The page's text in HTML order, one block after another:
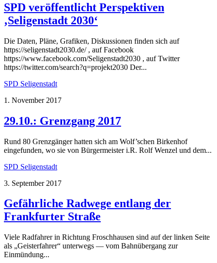
SPD veröffentlicht Perspektiven
‚Seligenstadt 2030‘
Die Daten, Pläne, Grafiken, Diskussionen finden sich auf
https://seligenstadt2030.de/ , auf Facebook
https://www.facebook.com/Seligenstadt2030 , auf Twitter
https://twitter.com/search?q=projekt2030 Der...
SPD Seligenstadt
1. November 2017
29.10.: Grenzgang 2017
Rund 80 Grenzgänger hatten sich am Wolf’schen Birkenhof
eingefunden, wo sie von Bürgermeister i.R. Rolf Wenzel und dem...
SPD Seligenstadt
3. September 2017
Gefährliche Radwege entlang der
Frankfurter Straße
Viele Radfahrer in Richtung Froschhausen sind auf der linken Seite
als „Geisterfahrer“ unterwegs — vom Bahnübergang zur
Einmündung...